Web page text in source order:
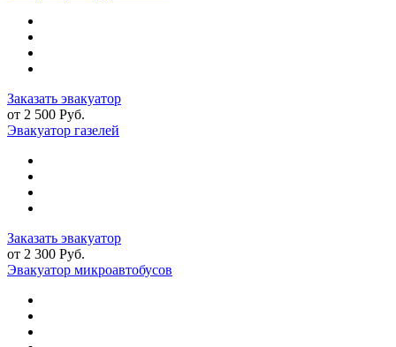
Заказать эвакуатор
от 2 500 Руб.
Эвакуатор газелей
Заказать эвакуатор
от 2 300 Руб.
Эвакуатор микроавтобусов